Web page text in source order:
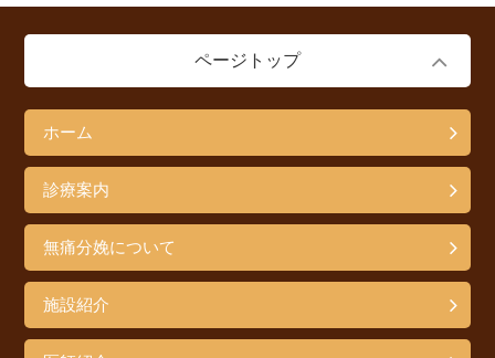
ページトップ
ホーム
診療案内
無痛分娩について
施設紹介